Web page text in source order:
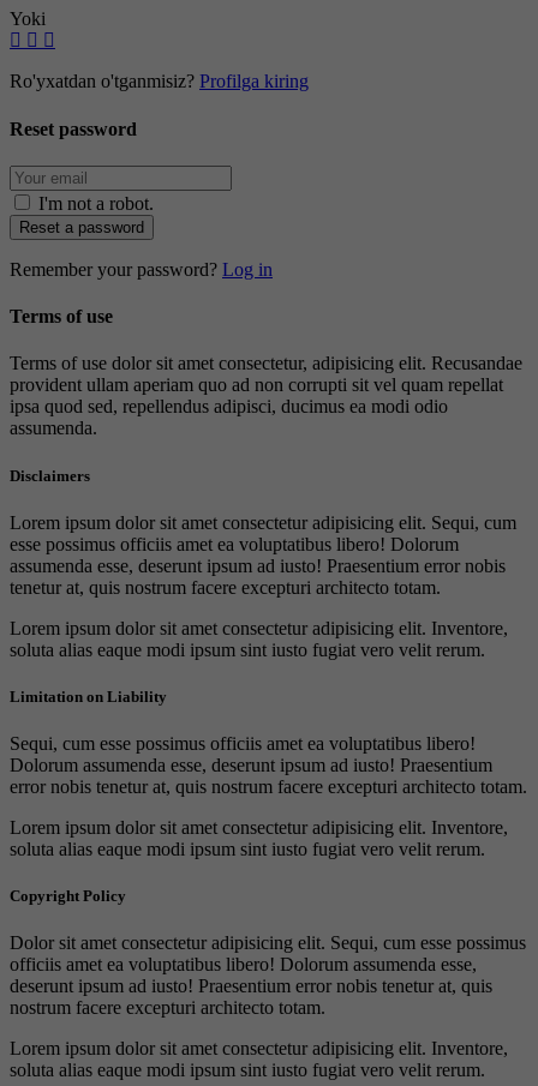
Yoki
Ro'yxatdan o'tganmisiz? Profilga kiring
Reset password
I'm not a robot.
Reset a password
Remember your password? Log in
Terms of use
Terms of use dolor sit amet consectetur, adipisicing elit. Recusandae
provident ullam aperiam quo ad non corrupti sit vel quam repellat
ipsa quod sed, repellendus adipisci, ducimus ea modi odio
assumenda.
Disclaimers
Lorem ipsum dolor sit amet consectetur adipisicing elit. Sequi, cum
esse possimus officiis amet ea voluptatibus libero! Dolorum
assumenda esse, deserunt ipsum ad iusto! Praesentium error nobis
tenetur at, quis nostrum facere excepturi architecto totam.
Lorem ipsum dolor sit amet consectetur adipisicing elit. Inventore,
soluta alias eaque modi ipsum sint iusto fugiat vero velit rerum.
Limitation on Liability
Sequi, cum esse possimus officiis amet ea voluptatibus libero!
Dolorum assumenda esse, deserunt ipsum ad iusto! Praesentium
error nobis tenetur at, quis nostrum facere excepturi architecto totam.
Lorem ipsum dolor sit amet consectetur adipisicing elit. Inventore,
soluta alias eaque modi ipsum sint iusto fugiat vero velit rerum.
Copyright Policy
Dolor sit amet consectetur adipisicing elit. Sequi, cum esse possimus
officiis amet ea voluptatibus libero! Dolorum assumenda esse,
deserunt ipsum ad iusto! Praesentium error nobis tenetur at, quis
nostrum facere excepturi architecto totam.
Lorem ipsum dolor sit amet consectetur adipisicing elit. Inventore,
soluta alias eaque modi ipsum sint iusto fugiat vero velit rerum.